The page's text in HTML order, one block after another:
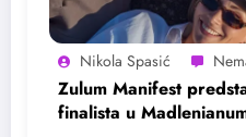
Nikola Spasić
Zulum Manifest
finalista u